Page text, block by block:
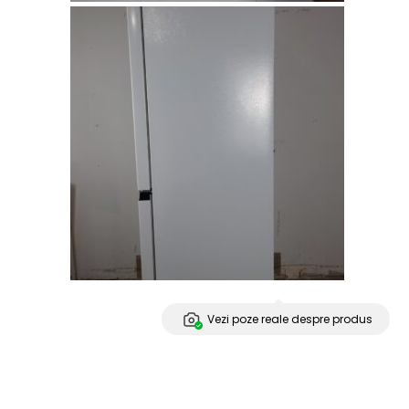
Vezi poze reale despre produs